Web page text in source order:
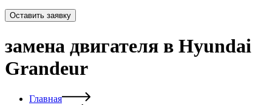
Оставить заявку
замена двигателя в Hyundai
Grandeur
Главная